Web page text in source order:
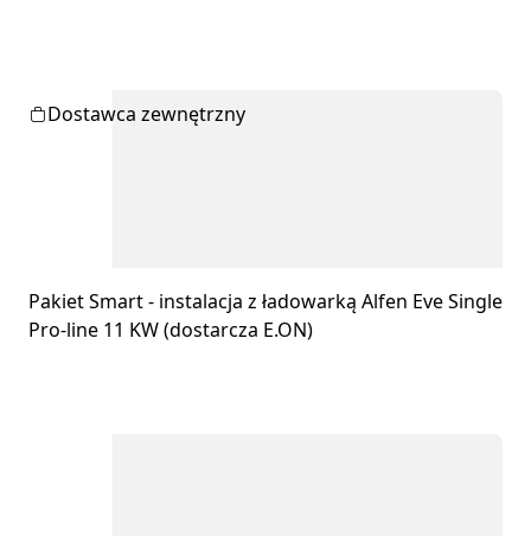
Dostawca zewnętrzny
Pakiet Smart - instalacja z ładowarką Alfen Eve Single
Pro-line 11 KW (dostarcza E.ON)